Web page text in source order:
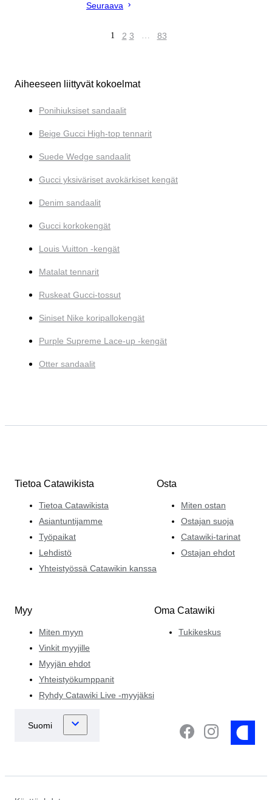
Seuraava
1 2 3 … 83
Aiheeseen liittyvät kokoelmat
Ponihiuksiset sandaalit
Beige Gucci High-top tennarit
Suede Wedge sandaalit
Gucci yksiväriset avokärkiset kengät
Denim sandaalit
Gucci korkokengät
Louis Vuitton -kengät
Matalat tennarit
Ruskeat Gucci-tossut
Siniset Nike koripallokengät
Purple Supreme Lace-up -kengät
Otter sandaalit
Tietoa Catawikista
Tietoa Catawikista
Asiantuntijamme
Työpaikat
Lehdistö
Yhteistyössä Catawikin kanssa
Osta
Miten ostan
Ostajan suoja
Catawiki-tarinat
Ostajan ehdot
Myy
Miten myyn
Vinkit myyjille
Myyjän ehdot
Yhteistyökumppanit
Ryhdy Catawiki Live -myyjäksi
Oma Catawiki
Tukikeskus